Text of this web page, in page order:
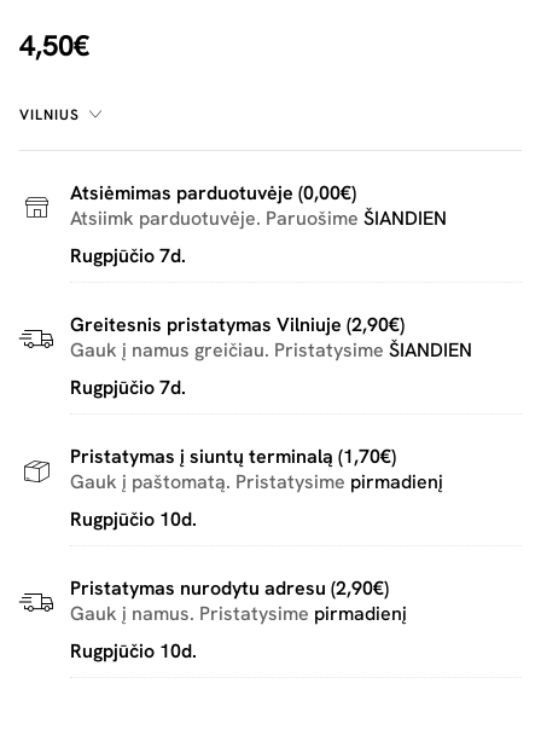
4,50€
VILNIUS
Atsiėmimas parduotuvėje (0,00€)
Atsiimk parduotuvėje. Paruošime ŠIANDIEN
Rugpjūčio 7d.
Greitesnis pristatymas Vilniuje (2,90€)
Gauk į namus greičiau. Pristatysime ŠIANDIEN
Rugpjūčio 7d.
Pristatymas į siuntų terminalą (1,70€)
Gauk į paštomatą. Pristatysime pirmadienį
Rugpjūčio 10d.
Pristatymas nurodytu adresu (2,90€)
Gauk į namus. Pristatysime pirmadienį
Rugpjūčio 10d.